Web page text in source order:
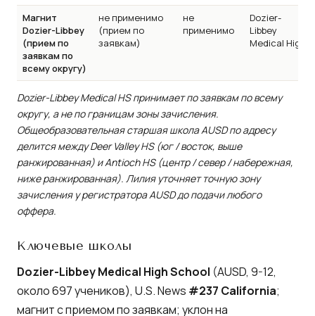
Магнит
Dozier-Libbey
(прием по
заявкам по
всему округу)
не применимо
(прием по
заявкам)
не
применимо
Dozier-
Libbey
Medical High
Dozier-Libbey Medical HS принимает по заявкам по всему
округу, а не по границам зоны зачисления.
Общеобразовательная старшая школа AUSD по адресу
делится между Deer Valley HS (юг / восток, выше
ранжированная) и Antioch HS (центр / север / набережная,
ниже ранжированная). Лилия уточняет точную зону
зачисления у регистратора AUSD до подачи любого
оффера.
Ключевые школы
Dozier-Libbey Medical High School (AUSD, 9-12,
около 697 учеников), U.S. News #237 California;
магнит с приемом по заявкам; уклон на